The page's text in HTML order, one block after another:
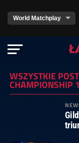
WSZYSTKIE
CHAMPIONSHIP